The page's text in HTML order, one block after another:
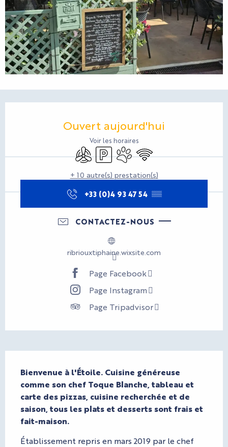
Ouvert aujourd'hui
Voir les horaires
Air conditionné
ParkingAnimaux acceptés
WiFi
+ 10 autre(s) prestation(s)
+33 (0)4 93 47 54 ▒▒
CONTACTEZ-NOUS
ribriouxtiphaine.wixsite.com
Page Facebook
Page Instagram
Page Tripadvisor
Description
Bienvenue à l'Étoile. Cuisine généreuse
comme son chef Toque Blanche, tableau et
carte des pizzas, cuisine recherchée et de
saison, tous les plats et desserts sont frais et
fait-maison.
Établissement repris en mars 2019 par le chef